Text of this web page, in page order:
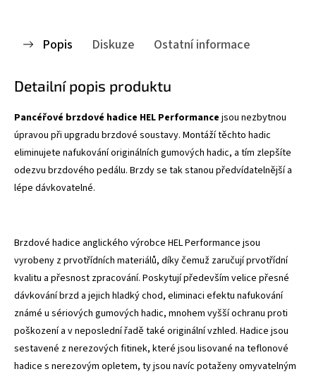
Popis Diskuze Ostatní informace
Detailní popis produktu
Pancéřové brzdové hadice HEL Performance jsou nezbytnou
úpravou při upgradu brzdové soustavy. Montáží těchto hadic
eliminujete nafukování originálních gumových hadic, a tím zlepšíte
odezvu brzdového pedálu. Brzdy se tak stanou předvídatelnější a
lépe dávkovatelné.
Brzdové hadice anglického výrobce HEL Performance jsou
vyrobeny z prvotřídních materiálů, díky čemuž zaručují prvotřídní
kvalitu a přesnost zpracování. Poskytují především velice přesné
dávkování brzd a jejich hladký chod, eliminaci efektu nafukování
známé u sériových gumových hadic, mnohem vyšší ochranu proti
poškození a v neposlední řadě také originální vzhled. Hadice jsou
sestavené z nerezových fitinek, které jsou lisované na teflonové
hadice s nerezovým opletem, ty jsou navíc potaženy omyvatelným